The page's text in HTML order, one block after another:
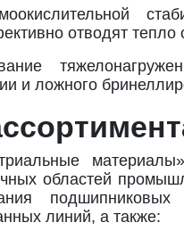
отводят тепло
и ложного
областей
линий, а также: